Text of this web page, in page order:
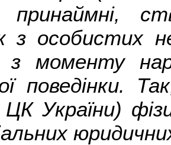
принаймні,
з особистих
з моменту
поведінки.
України)